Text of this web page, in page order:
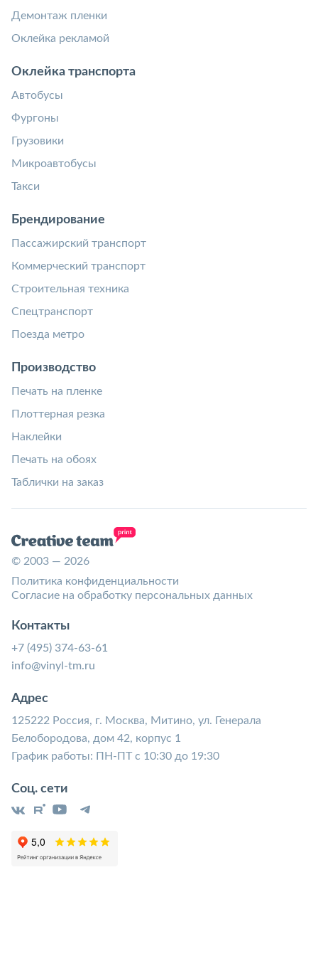
Демонтаж пленки
Оклейка рекламой
Оклейка транспорта
Автобусы
Фургоны
Грузовики
Микроавтобусы
Такси
Брендирование
Пассажирский транспорт
Коммерческий транспорт
Строительная техника
Спецтранспорт
Поезда метро
Производство
Печать на пленке
Плоттерная резка
Наклейки
Печать на обоях
Таблички на заказ
© 2003 — 2026
Политика конфиденциальности
Согласие на обработку персональных данных
Контакты
+7 (495) 374-63-61
info@vinyl-tm.ru
Адрес
125222 Россия, г. Москва, Митино, ул. Генерала
Белобородова, дом 42, корпус 1
График работы: ПН-ПТ с 10:30 до 19:30
Соц. сети